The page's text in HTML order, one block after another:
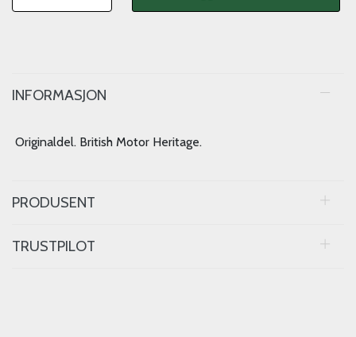
INFORMASJON
Originaldel. British Motor Heritage.
PRODUSENT
TRUSTPILOT